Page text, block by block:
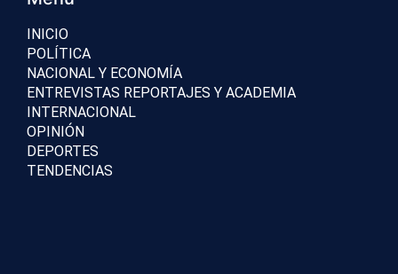
INICIO
POLÍTICA
NACIONAL Y ECONOMÍA
ENTREVISTAS REPORTAJES Y ACADEMIA
INTERNACIONAL
OPINIÓN
DEPORTES
TENDENCIAS